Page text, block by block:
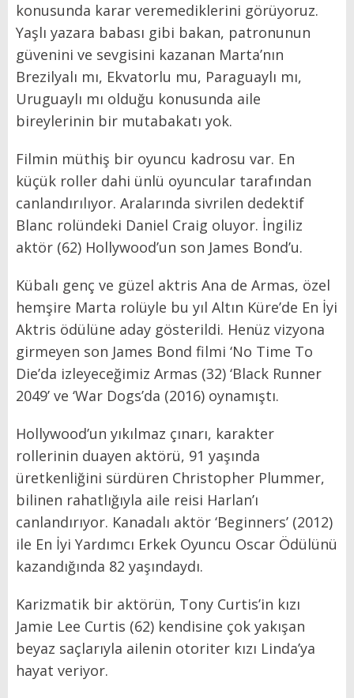
konusunda karar veremediklerini görüyoruz.
Yaşlı yazara babası gibi bakan, patronunun
güvenini ve sevgisini kazanan Marta’nın
Brezilyalı mı, Ekvatorlu mu, Paraguaylı mı,
Uruguaylı mı olduğu konusunda aile
bireylerinin bir mutabakatı yok.
Filmin müthiş bir oyuncu kadrosu var. En
küçük roller dahi ünlü oyuncular tarafından
canlandırılıyor. Aralarında sivrilen dedektif
Blanc rolündeki Daniel Craig oluyor. İngiliz
aktör (62) Hollywood’un son James Bond’u.
Kübalı genç ve güzel aktris Ana de Armas, özel
hemşire Marta rolüyle bu yıl Altın Küre’de En İyi
Aktris ödülüne aday gösterildi. Henüz vizyona
girmeyen son James Bond filmi ‘No Time To
Die’da izleyeceğimiz Armas (32) ‘Black Runner
2049’ ve ‘War Dogs’da (2016) oynamıştı.
Hollywood’un yıkılmaz çınarı, karakter
rollerinin duayen aktörü, 91 yaşında
üretkenliğini sürdüren Christopher Plummer,
bilinen rahatlığıyla aile reisi Harlan’ı
canlandırıyor. Kanadalı aktör ‘Beginners’ (2012)
ile En İyi Yardımcı Erkek Oyuncu Oscar Ödülünü
kazandığında 82 yaşındaydı.
Karizmatik bir aktörün, Tony Curtis’in kızı
Jamie Lee Curtis (62) kendisine çok yakışan
beyaz saçlarıyla ailenin otoriter kızı Linda’ya
hayat veriyor.